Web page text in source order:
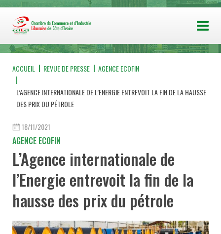
ACCUEIL REVUE DE PRESSE AGENCE ECOFIN
L’AGENCE INTERNATIONALE DE L’ENERGIE ENTREVOIT LA FIN DE LA HAUSSE
DES PRIX DU PÉTROLE
18/11/2021
AGENCE ECOFIN
L’Agence internationale de
l’Energie entrevoit la fin de la
hausse des prix du pétrole